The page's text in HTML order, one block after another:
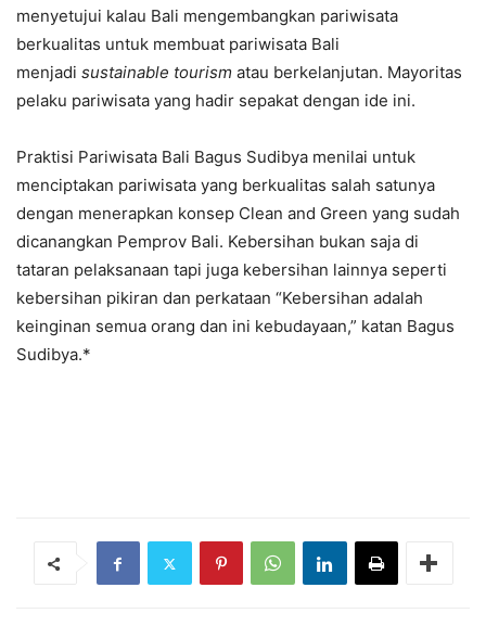
menyetujui kalau Bali mengembangkan pariwisata
berkualitas untuk membuat pariwisata Bali
menjadi sustainable tourism atau berkelanjutan. Mayoritas
pelaku pariwisata yang hadir sepakat dengan ide ini.
Praktisi Pariwisata Bali Bagus Sudibya menilai untuk
menciptakan pariwisata yang berkualitas salah satunya
dengan menerapkan konsep Clean and Green yang sudah
dicanangkan Pemprov Bali. Kebersihan bukan saja di
tataran pelaksanaan tapi juga kebersihan lainnya seperti
kebersihan pikiran dan perkataan “Kebersihan adalah
keinginan semua orang dan ini kebudayaan,” katan Bagus
Sudibya.*